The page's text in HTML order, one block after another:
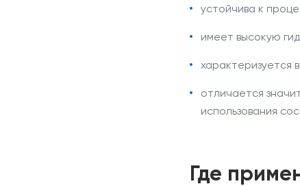
устойчива к
имеет высокую
характеризуется
отличается
использования
Где